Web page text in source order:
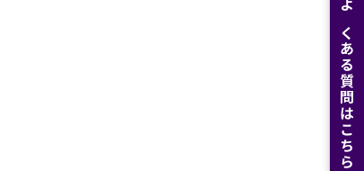
よくある質問はこちら